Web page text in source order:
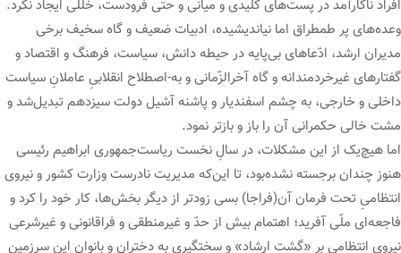
افراد ناکارآمد در پست‌های کلیدی و میانی و حتی فرودست، خللی ایجاد نکرد.
وعده‌های پر طمطراق اما نیاندیشیده، ادبیات ضعیف و گاه سخیف برخی
مدیران ارشد، ادّعاهای بی‌پایه در حیطه دانش، سیاست، فرهنگ و اقتصاد و
گفتارهای غیرخردمندانه و گاه آخرالزّمانی و به-اصطلاح انقلابیِ عاملانِ سیاست
داخلی و خارجی، به چشم اسفندیار و پاشنه آشیل دولت سیزدهم تبدیل‌شد و
مشت خالی حکمرانی آن را باز و بازتر نمود.
اما هیچ‌یک از این مشکلات، در سالِ نخست ریاست‌جمهوری ابراهیم رئیسی
هنوز چندان برجسته نشده‌بود، تا این‌که مدیریت نادرست وزارت کشور و نیروی
انتظامیِ تحت فرمان آن(فراجا) بسی زودتر از دیگر بخش‌ها، کار خود را کرد و
فاجعه‌ای ملّی آفرید؛ اهتمام بیش از حدّ و غیرمنطقی و فراقانونی و غیرشرعی
نیروی انتظامی بر «گشت ارشاد» و سختگیری به دختران و بانوان این سرزمین